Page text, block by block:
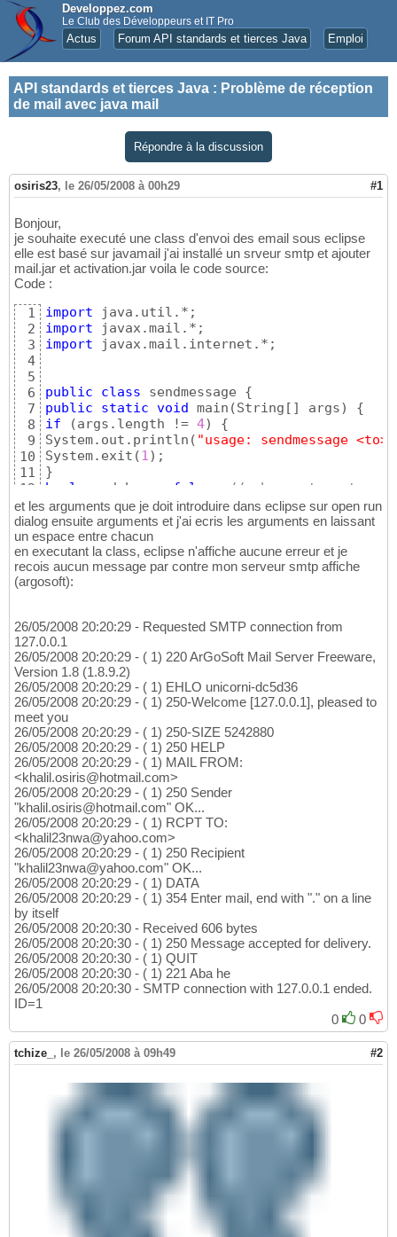
Developpez.com
Le Club des Développeurs et IT Pro
Actus Forum API standards et tierces Java Emploi
API standards et tierces Java : Problème de réception
de mail avec java mail
Répondre à la discussion
osiris23, le 26/05/2008 à 00h29 #1
Bonjour,
je souhaite executé une class d'envoi des email sous eclipse
elle est basé sur javamail j'ai installé un srveur smtp et ajouter
mail.jar et activation.jar voila le code source:
Code :
1
2
3
4
5
6
7
8
9
10
11
12
13
14
15
16
17
18
21
22
23
24
25
26
27
28
29
30
31
32
33
34
35
36
37
38
39
40
41
42
43
44
46
47
48
import
import
import javax.mail.internet.*;
public class sendmessage {
public
static void main (String [ ] args)
{
if
(args.length != 4)
{
System.out.println ( "usage: sendmessage
System.exit (1)
}
boolean
debug = false
// change to get
String msgText = "A body.\n the second line."
String msgText2 = "Another body.\nmore
boolean sendmultipart =
Boolean.valueOf(args[3]) .booleanValue(
// set the host
Properties props =
Session session = Session.getDefaultInstance
session.setDebug
try {
// create a message
Message msg = new MimeMessage(session
// set the from
InternetAddress from = new InternetAddress
msg.setFrom
from);
InternetAddress []
{ new InternetAddress
msg.setRecipients( Message.RecipientType.TO,
msg.setSubject("JavaMail APIs Test"
if (!sendmultipart) {
// send a plain text message
msg.setContent( msgText, "text/plain"
} else {
// send a multipart message
// create and fill the first message part
MimeBodyPart mbp1 =
mbp1.setContent(msgText, "text/plain")
// create and fill the second message part
MimeBodyPart mbp2 =
new
mbp2.setContent(msgText2, "text/plain")
mp.addBodyPart(mbp1);
mp.addBodyPart(mbp2)
// add the Multipart to the message
Transport.send(msg
catch MessagingException mex
{
et les arguments que je doit introduire dans eclipse sur open run
dialog ensuite arguments et j'ai ecris les arguments en laissant
un espace entre chacun
en executant la class, eclipse n'affiche aucune erreur et je
recois aucun message par contre mon serveur smtp affiche
(argosoft):
26/05/2008 20:20:29 - Requested SMTP connection from
127.0.0.1
26/05/2008 20:20:29 - ( 1) 220 ArGoSoft Mail Server Freeware,
Version 1.8 (1.8.9.2)
26/05/2008 20:20:29 - ( 1) EHLO unicorni-dc5d36
26/05/2008 20:20:29 - ( 1) 250-Welcome [127.0.0.1], pleased to
meet you
26/05/2008 20:20:29 - ( 1) 250-SIZE 5242880
26/05/2008 20:20:29 - ( 1) 250 HELP
26/05/2008 20:20:29 - ( 1) MAIL FROM:
<khalil.osiris@hotmail.com>
26/05/2008 20:20:29 - ( 1) 250 Sender
"khalil.osiris@hotmail.com" OK...
26/05/2008 20:20:29 - ( 1) RCPT TO:
<khalil23nwa@yahoo.com>
26/05/2008 20:20:29 - ( 1) 250 Recipient
"khalil23nwa@yahoo.com" OK...
26/05/2008 20:20:29 - ( 1) DATA
26/05/2008 20:20:29 - ( 1) 354 Enter mail, end with "." on a line
by itself
26/05/2008 20:20:30 - Received 606 bytes
26/05/2008 20:20:30 - ( 1) 250 Message accepted for delivery.
26/05/2008 20:20:30 - ( 1) QUIT
26/05/2008 20:20:30 - ( 1) 221 Aba he
26/05/2008 20:20:30 - SMTP connection with 127.0.0.1 ended.
ID=1
0
0
tchize_ , le 26/05/2008 à 09h49 #2